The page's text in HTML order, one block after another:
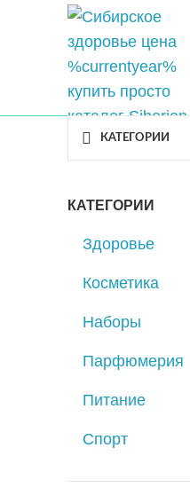
КАТЕГОРИИ
КАТЕГОРИИ
Здоровье
Косметика
Наборы
Парфюмерия
Питание
Спорт